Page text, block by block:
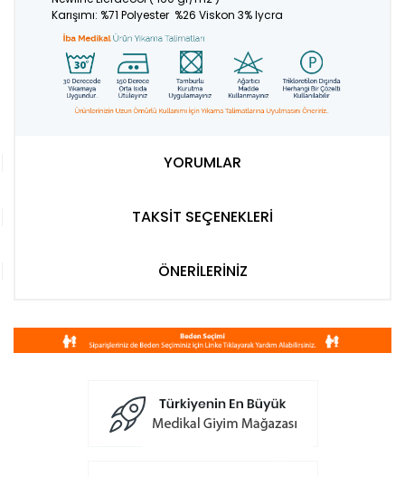
Karışımı: %71 Polyester %26 Viskon 3% lycra
YORUMLAR
TAKSİT SEÇENEKLERİ
ÖNERİLERİNİZ